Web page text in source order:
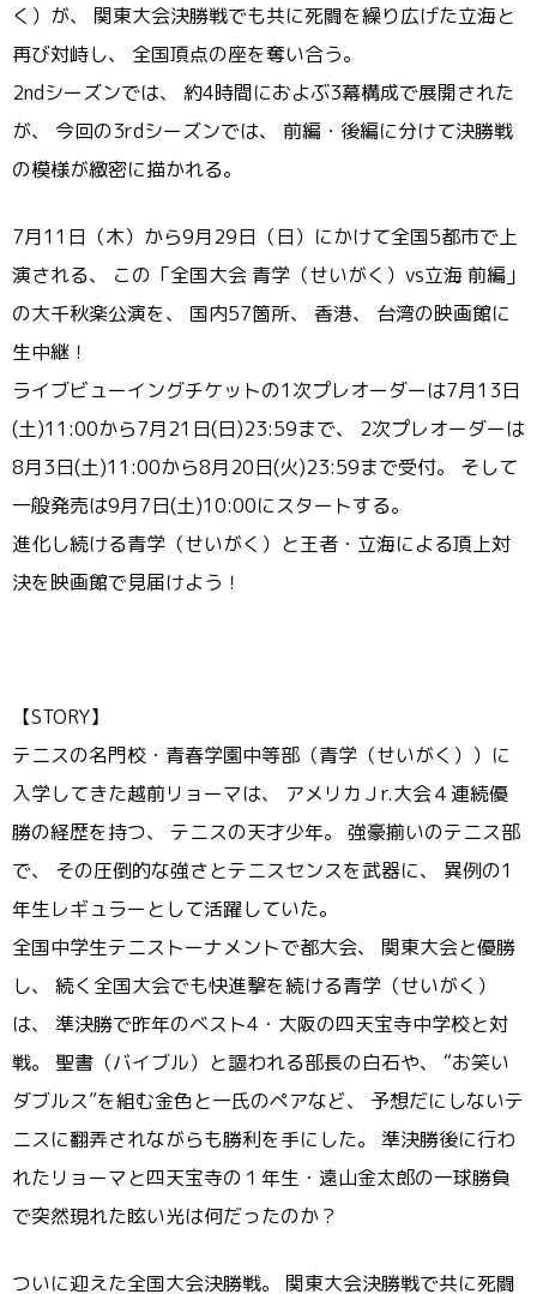
く）が、 関東大会決勝戦でも共に死闘を繰り広げた立海と
再び対峙し、 全国頂点の座を奪い合う。
2ndシーズンでは、 約4時間におよぶ3幕構成で展開された
が、 今回の3rdシーズンでは、 前編・後編に分けて決勝戦
の模様が緻密に描かれる。
7月11日（木）から9月29日（日）にかけて全国5都市で上
演される、 この「全国大会 青学（せいがく）vs立海 前編」
の大千秋楽公演を、 国内57箇所、 香港、 台湾の映画館に
生中継！
ライブビューイングチケットの1次プレオーダーは7月13日
(土)11:00から7月21日(日)23:59まで、 2次プレオーダーは
8月3日(土)11:00から8月20日(火)23:59まで受付。 そして
一般発売は9月7日(土)10:00にスタートする。
進化し続ける青学（せいがく）と王者・立海による頂上対
決を映画館で見届けよう！
【STORY】
テニスの名門校・青春学園中等部（青学（せいがく））に
入学してきた越前リョーマは、 アメリカＪr.大会４連続優
勝の経歴を持つ、 テニスの天才少年。 強豪揃いのテニス部
で、 その圧倒的な強さとテニスセンスを武器に、 異例の1
年生レギュラーとして活躍していた。
全国中学生テニストーナメントで都大会、 関東大会と優勝
し、 続く全国大会でも快進撃を続ける青学（せいがく）
は、 準決勝で昨年のベスト4・大阪の四天宝寺中学校と対
戦。 聖書（バイブル）と謳われる部長の白石や、 “お笑い
ダブルス”を組む金色と一氏のペアなど、 予想だにしないテ
ニスに翻弄されながらも勝利を手にした。 準決勝後に行わ
れたリョーマと四天宝寺の１年生・遠山金太郎の一球勝負
で突然現れた眩い光は何だったのか？
ついに迎えた全国大会決勝戦。 関東大会決勝戦で共に死闘